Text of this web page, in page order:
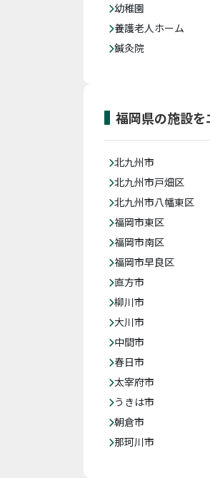
幼稚園
養護老人ホーム
鍼灸院
福岡県の施設
北九州市
北九州市戸畑区
北九州市八幡東区
福岡市東区
福岡市南区
福岡市早良区
直方市
柳川市
大川市
中間市
春日市
太宰府市
うきは市
朝倉市
那珂川市